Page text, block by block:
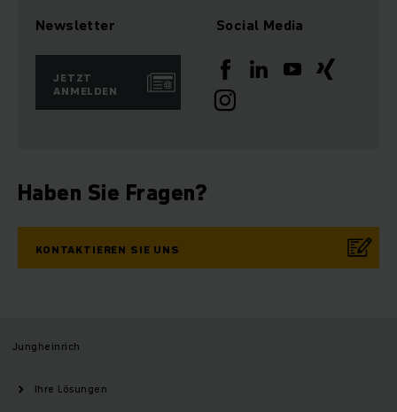
Newsletter
JETZT
ANMELDEN
Social Media
Haben Sie Fragen?
KONTAKTIEREN SIE UNS
Jungheinrich
Ihre Lösungen